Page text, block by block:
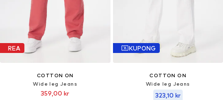
REA
COTTON ON
Wide leg Jeans
359,00 kr
KUPONG
COTTON ON
Wide leg Jeans
323,10 kr